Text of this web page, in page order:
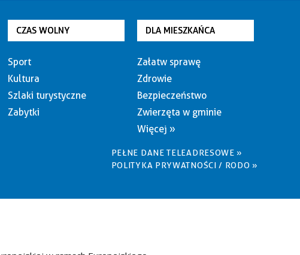
CZAS WOLNY
Sport
Kultura
Szlaki turystyczne
Zabytki
DLA MIESZKAŃCA
Załatw sprawę
Zdrowie
Bezpieczeństwo
Zwierzęta w gminie
Więcej »
PEŁNE DANE TELEADRESOWE »
POLITYKA PRYWATNOŚCI / RODO »